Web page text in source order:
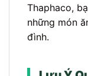
Thaphaco,
những món
đình.